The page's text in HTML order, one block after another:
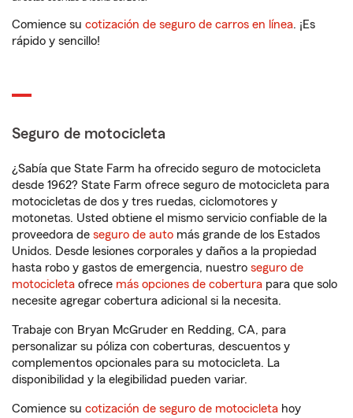
Comience su cotización de seguro de carros en línea. ¡Es
rápido y sencillo!
Seguro de motocicleta
¿Sabía que State Farm ha ofrecido seguro de motocicleta
desde 1962? State Farm ofrece seguro de motocicleta para
motocicletas de dos y tres ruedas, ciclomotores y
motonetas. Usted obtiene el mismo servicio confiable de la
proveedora de seguro de auto más grande de los Estados
Unidos. Desde lesiones corporales y daños a la propiedad
hasta robo y gastos de emergencia, nuestro seguro de
motocicleta ofrece más opciones de cobertura para que solo
necesite agregar cobertura adicional si la necesita.
Trabaje con Bryan McGruder en Redding, CA, para
personalizar su póliza con coberturas, descuentos y
complementos opcionales para su motocicleta. La
disponibilidad y la elegibilidad pueden variar.
Comience su cotización de seguro de motocicleta hoy